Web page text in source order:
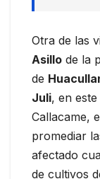
Otra de las
Asillo de la
de
Juli, en
Callacame,
promediar
afectado
de cultivos